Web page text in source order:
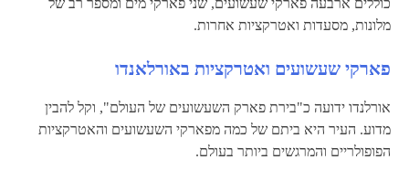
כוללים ארבעה פארקי שעשועים, שני פארקי מים ומספר רב של
מלונות, מסעדות ואטרקציות אחרות.
פארקי שעשועים ואטרקציות באורלאנדו
אורלנדו ידועה כ"בירת פארק השעשועים של העולם", וקל להבין
מדוע. העיר היא ביתם של כמה מפארקי השעשועים והאטרקציות
הפופולריים והמרגשים ביותר בעולם.